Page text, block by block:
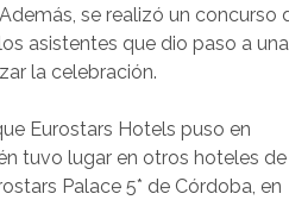
se realizó un concurso
asistentes que dio paso a una
la celebración.
Eurostars Hotels puso en
tuvo lugar en otros hoteles
Palace 5* de Córdoba, en